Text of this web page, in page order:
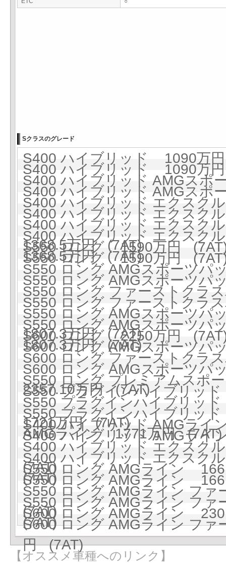
Sクラスのグレード
S400 ハイブリッド 1090万
S400 ハイブリッド 1090万
S400 ハイブリッド AMGス
S400 ハイブリッド AMGス
S400 ハイブリッド エクス
S400 ハイブリッド エクス
S400 ハイブリッド エクスク
1368.5万円 (7AT)
S400 ハイブリッド エクスク
1368.5万円 (7AT)
S550 ロング 1590万円
S550 ロング 1590万円
S550 ロング AMGスポーツ
S550 ロング AMGスポーツ
S550 ロング ファーストク
S550 ロング ファーストク
S550 ロング AMGスポーツ
1807.3万円 (7AT)
S550 ロング AMGスポーツ
1807.3万円 (7AT)
S600 ロング 2250万円
S600 ロング AMGスポーツ
S600 ロング ファーストク
S600 ロング AMGスポーツ
2357.10万円 (7AT)
S550 ロング プレミアムス
S550 プラグインハイブリッ
S550 プラグインハイブリッ
1721万円 (7AT)
S550 プラグインハイブリッ
AMGライン 1771万円 (7AT)
S400 ハイブリッド AMGラ
S400 ハイブリッド AMGラ
S400 ハイブリッド エクス
(7AT)
S400 ハイブリッド エクス
(7AT)
S550 ロング AMGライン
S550 ロング AMGライン
S550 ロング AMGライン フ
(7AT)
S550 ロング AMGライン フ
(7AT)
S600 ロング AMGライン
S600 ロング AMGライン フ
円 (7AT)
【オススメ車種へのリンク】